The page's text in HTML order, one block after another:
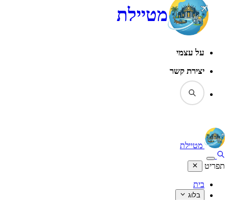
מטיילת
על עצמי
יצירת קשר
מטיילת
תפריט
בית
בלוג